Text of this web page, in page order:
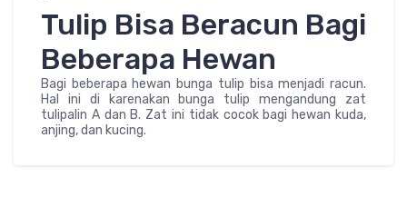
Tulip Bisa Beracun Bagi
Beberapa Hewan
Bagi beberapa hewan bunga tulip bisa menjadi racun.
Hal ini di karenakan bunga tulip mengandung zat
tulipalin A dan B. Zat ini tidak cocok bagi hewan kuda,
anjing, dan kucing.